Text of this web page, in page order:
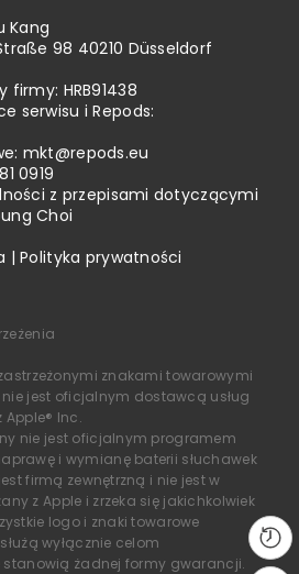
Kang
98 40210 Düsseldorf
HRB91438
serwisu i Repods:
mkt@repods.eu
0919
z przepisami dotyczącymi
Choi
|Polityka prywatności
znakami towarowymi
nie jest oficjalnym dostawcą usług
Inc.
nie jest oficjalnym programem
i wymianę baterii słuchawek
firmą zewnętrzną i nie jest w
z Apple i zrzeka się jakichkolwiek
logo i znaki towarowe
wyłącznie celom
żadnej formy gwarancji.